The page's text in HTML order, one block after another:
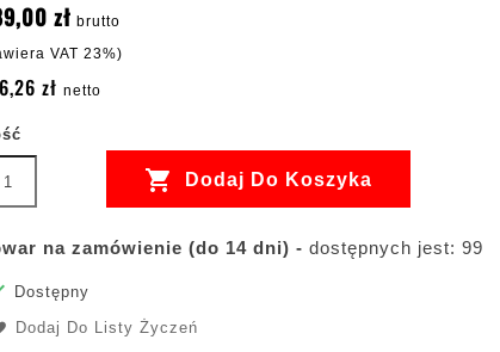
zł brutto
VAT 23%)
zł netto
 Dodaj Do Koszyka
na zamówienie (do 14 dni) - dostępnych jest: 99
Dostępny
Dodaj Do Listy Życzeń